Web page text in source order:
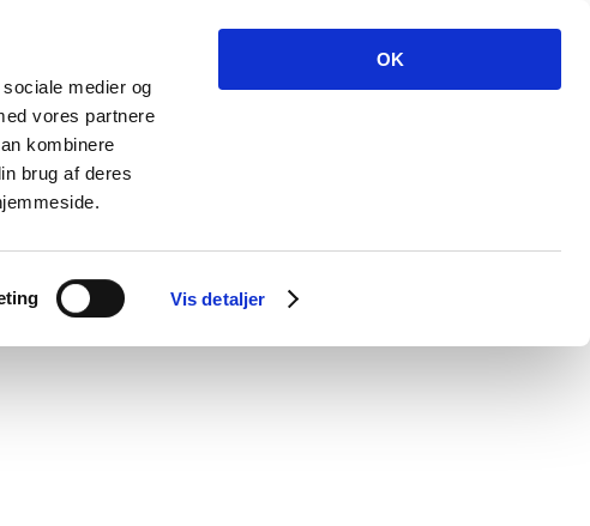
medier og
vores partnere
kombinere
brug af deres
Vis detaljer
OK